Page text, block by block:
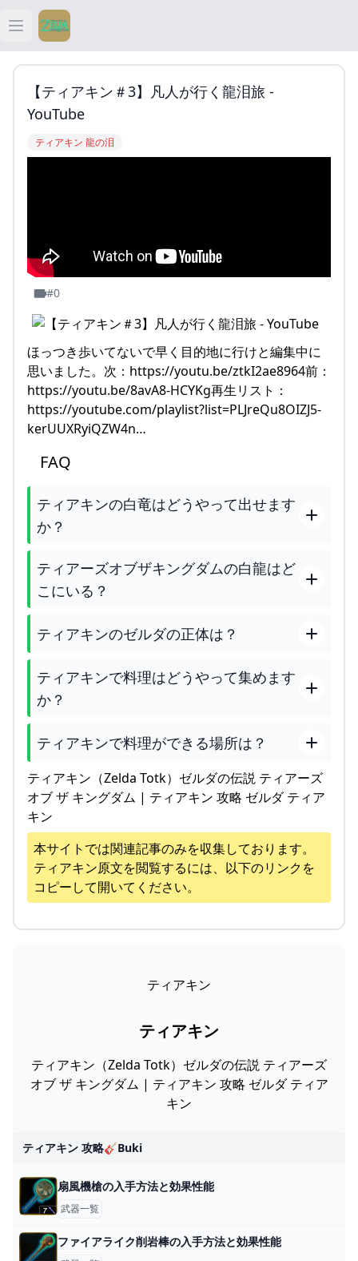
Open main menu
ティアキン
【ティアキン＃3】凡人が行く龍泪旅 -
YouTube
ティアキン 龍の泪
#0
ほっつき歩いてないで早く目的地に行けと編集中に
思いました。次：https://youtu.be/ztkI2ae8964前：
https://youtu.be/8avA8-HCYKg再生リスト：
https://youtube.com/playlist?list=PLJreQu8OIZJ5-
kerUUXRyiQZW4n…
FAQ
ティアキンの白竜はどうやって出せます
か？
ティアーズオブザキングダムの白龍はど
こにいる？
ティアキンのゼルダの正体は？
ティアキンで料理はどうやって集めます
か？
ティアキンで料理ができる場所は？
ティアキン（Zelda Totk）ゼルダの伝説 ティアーズ
オブ ザ キングダム | ティアキン 攻略 ゼルダ ティア
キン
本サイトでは関連記事のみを収集しております。
ティアキン原文を閲覧するには、以下のリンクを
コピーして開いてください。
ティアキン
ティアキン
ティアキン（Zelda Totk）ゼルダの伝説 ティアーズ
オブ ザ キングダム | ティアキン 攻略 ゼルダ ティア
キン
ティアキン 攻略🎸buki
扇風機槍の入手方法と効果性能
武器一覧
ファイアライク削岩棒の入手方法と効果性能